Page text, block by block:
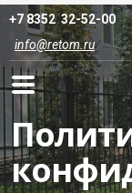
+7 8352 32-52-00
info@retom.ru